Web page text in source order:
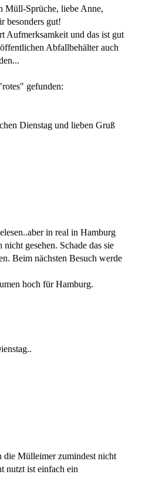
Müll-Sprüche, liebe Anne,
besonders gut!
Aufmerksamkeit und das ist gut
Abfallbehälter auch
gefunden:
Dienstag und lieben Gruß
in real in Hamburg
gesehen. Schade das sie
Beim nächsten Besuch werde
hoch für Hamburg.
die Mülleimer zumindest nicht
nutzt ist einfach ein